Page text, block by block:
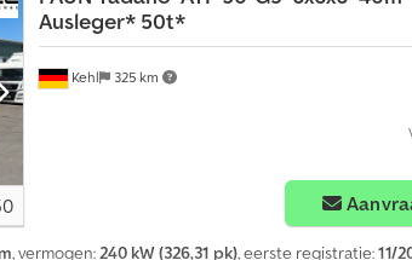
Kehl 325 km
Ausleger* 50t*
, vermogen:240 kW (326,31 pk), eerste registratie:11/